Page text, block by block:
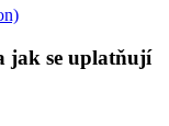
jak se uplatňují